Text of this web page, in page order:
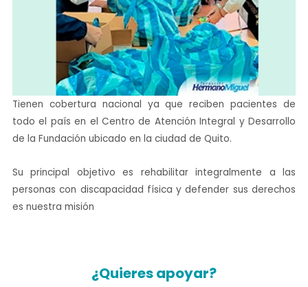
Tienen cobertura nacional ya que reciben pacientes de
todo el país en el Centro de Atención Integral y Desarrollo
de la Fundación ubicado en la ciudad de Quito.
Su principal objetivo es rehabilitar integralmente a las
personas con discapacidad física y defender sus derechos
es nuestra misión
¿Quieres apoyar?